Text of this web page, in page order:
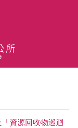
資源回收物巡迴